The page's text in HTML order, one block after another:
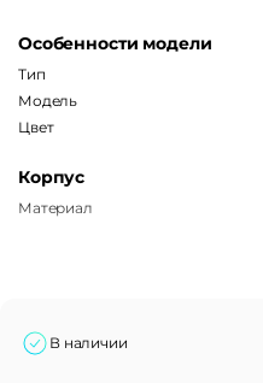
Особенности модели
Тип
Модель
Цвет
Корпус
Материал
В наличии